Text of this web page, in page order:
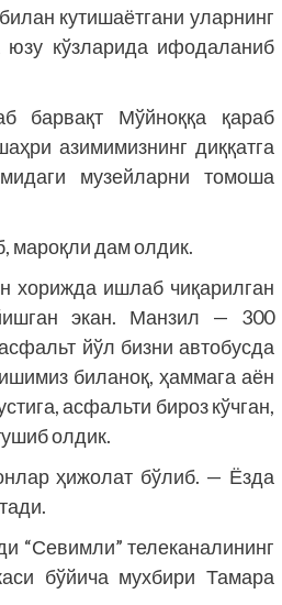
кутишаётгани уларнинг
юзу кўзларида ифодаланиб
барвақт Мўйноққа қараб
азимимизнинг диққатга
музейларни томоша
мароқли дам олдик.
хорижда ишлаб чиқарилган
экан. Манзил — 300
йўл бизни автобусда
биланоқ, ҳаммага аён
асфальти бироз кўчган,
олдик.
ҳижолат бўлиб. — Ёзда
“Севимли” телеканалининг
бўйича мухбири Тамара